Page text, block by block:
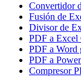
Convertidor
Fusión de
Divisor de
PDF a Excel
PDF a Word
PDF a
Compresor